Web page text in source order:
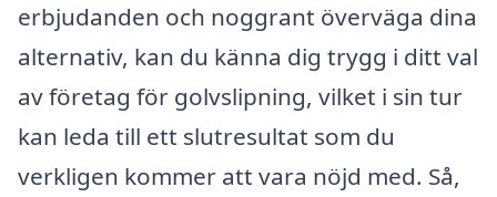
erbjudanden och noggrant överväga dina
alternativ, kan du känna dig trygg i ditt val
av företag för golvslipning, vilket i sin tur
kan leda till ett slutresultat som du
verkligen kommer att vara nöjd med. Så,